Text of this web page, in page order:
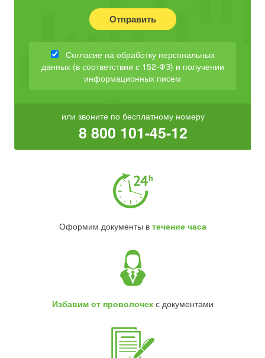
Отправить
Согласие на обработку персональных
данных (в соответствии с 152-ФЗ) и получении
информационных писем
или звоните по бесплатному номеру
8 800 101-45-12
Оформим документы в течение часа
Избавим от проволочекс документами